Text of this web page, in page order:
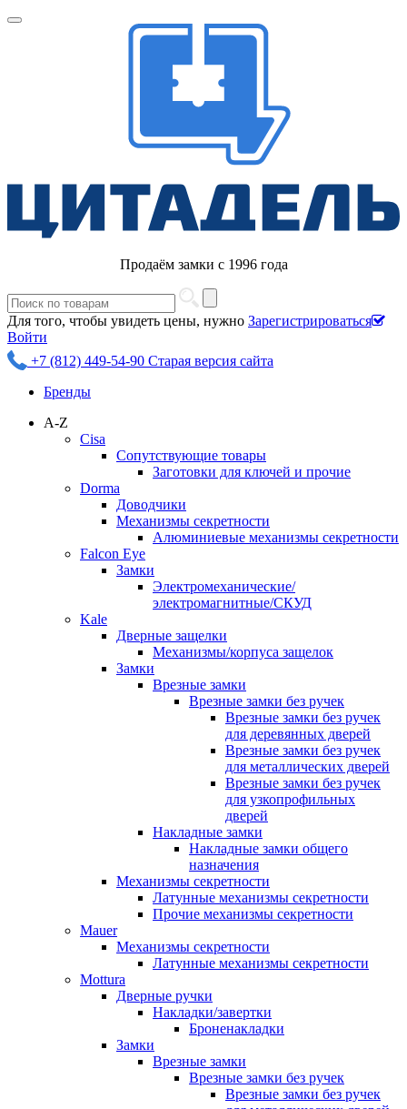
Продаём замки с 1996 года
Для того, чтобы увидеть цены, нужно Зарегистрироваться
Войти
+7 (812) 449-54-90 Старая версия сайта
Бренды
A-Z
Cisa
Сопутствующие товары
Заготовки для ключей и прочие
Dorma
Доводчики
Механизмы секретности
Алюминиевые механизмы секретности
Falcon Eye
Замки
Электромеханические/
электромагнитные/СКУД
Kale
Дверные защелки
Механизмы/корпуса защелок
Замки
Врезные замки
Врезные замки без ручек
Врезные замки без ручек
для деревянных дверей
Врезные замки без ручек
для металлических дверей
Врезные замки без ручек
для узкопрофильных
дверей
Накладные замки
Накладные замки общего
назначения
Механизмы секретности
Латунные механизмы секретности
Прочие механизмы секретности
Mauer
Механизмы секретности
Латунные механизмы секретности
Mottura
Дверные ручки
Накладки/завертки
Броненакладки
Замки
Врезные замки
Врезные замки без ручек
Врезные замки без ручек